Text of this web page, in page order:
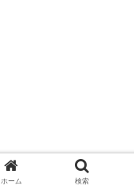
ホーム 検索